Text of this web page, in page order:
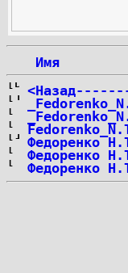
Имя
Федоренко
Федоренко
Федоренко